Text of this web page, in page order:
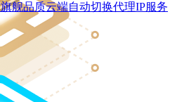
旗舰品质云端自动切换代理IP服务